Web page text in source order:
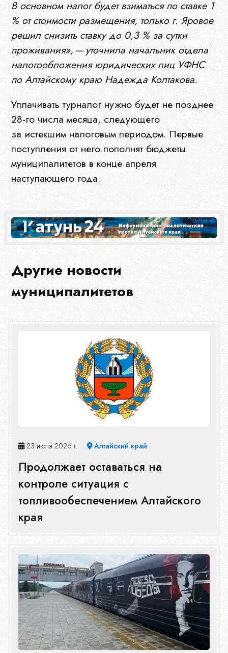
Главная
О
нас
Ограны
МСУ
Документы
Новости
Конкурсы
В основном налог будет взиматься по ставке 1
% от стоимости размещения, только г. Яровое
решил снизить ставку до 0,3 % за сутки
проживания», — уточнила начальник отдела
налогообложения юридических лиц УФНС
по Алтайскому краю Надежда Колтакова.
Уплачивать турналог нужно будет не позднее
28-го числа месяца, следующего
за истекшим налоговым периодом. Первые
поступления от него пополнят бюджеты
муниципалитетов в конце апреля
наступающего года.
Другие новости
муниципалитетов
23 июля 2026 г. Алтайский край
Продолжает оставаться на
контроле ситуация с
топливообеспечением Алтайского
края